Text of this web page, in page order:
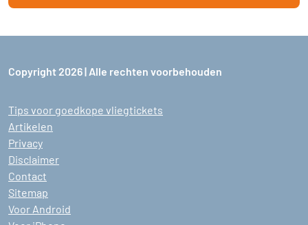
Copyright 2026 | Alle rechten voorbehouden
Tips voor goedkope vliegtickets
Artikelen
Privacy
Disclaimer
Contact
Sitemap
Voor Android